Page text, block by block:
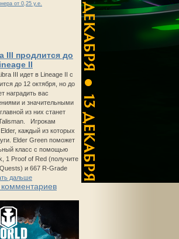
от 0,25 у.е.
III продлится до
II
III идет в Lineage II с
до 12 октября, но до
наградить вас
и значительными
из них станет
Игрокам
каждый из которых
Elder Green поможет
класс с помощью
1 Proof of Red (получите
и 667 R-Grade
дальше